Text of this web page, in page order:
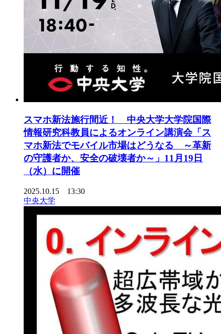
スマホ新法施行間近！ 中央大学大学院国際
情報研究科教員によるオンライン講演会「ス
マホ新法でモバイル市場はどうなる ～革新
の守護者か、安全の破壊者か～」11月19日
（水）に開催
2025.10.15 13:30
中央大学